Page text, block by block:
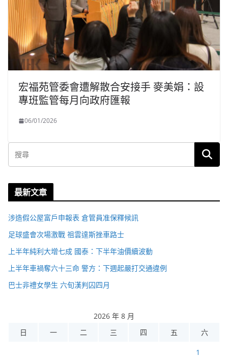
宏福苑管委會遭解散合安接手 麥美娟：設
專班監管每月向政府匯報
06/01/2026
最新文章
涉造假公屋富戶申報表 倉管員准保釋候訊
足球盛會次場激戰 祖雲達斯挫車路士
上半年純利大增七成 國泰：下半年油價續波動
上半年車禍奪六十三命 警方：下週起嚴打交通違例
巴士非禮女學生 六旬漢判囚四月
2026 年 8 月
日
一 二 三 四 五 六
1